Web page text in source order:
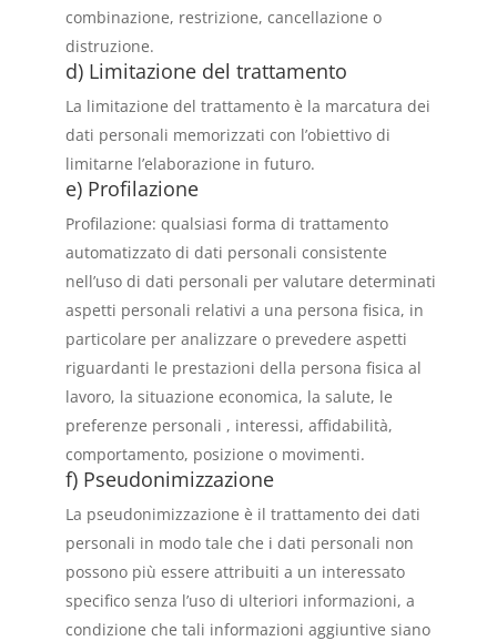
combinazione, restrizione, cancellazione o
distruzione.
d) Limitazione del trattamento
La limitazione del trattamento è la marcatura dei
dati personali memorizzati con l’obiettivo di
limitarne l’elaborazione in futuro.
e) Profilazione
Profilazione: qualsiasi forma di trattamento
automatizzato di dati personali consistente
nell’uso di dati personali per valutare determinati
aspetti personali relativi a una persona fisica, in
particolare per analizzare o prevedere aspetti
riguardanti le prestazioni della persona fisica al
lavoro, la situazione economica, la salute, le
preferenze personali , interessi, affidabilità,
comportamento, posizione o movimenti.
f) Pseudonimizzazione
La pseudonimizzazione è il trattamento dei dati
personali in modo tale che i dati personali non
possono più essere attribuiti a un interessato
specifico senza l’uso di ulteriori informazioni, a
condizione che tali informazioni aggiuntive siano